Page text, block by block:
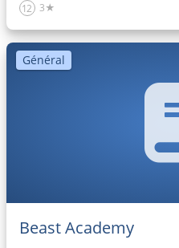
12 3★
Général
Beast Academy